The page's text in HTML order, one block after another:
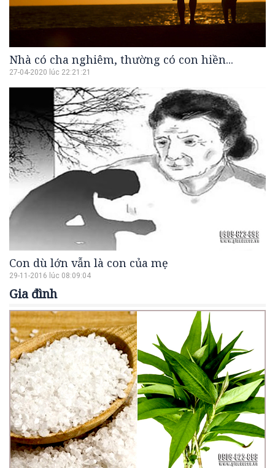
Nhà có cha nghiêm, thường có con hiền...
27-04-2020 lúc 22:21:21
Con dù lớn vẫn là con của mẹ
29-11-2016 lúc 08:09:04
Gia đình